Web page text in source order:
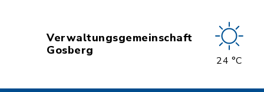
Verwaltungsgemeinschaft
Gosberg
24 °C